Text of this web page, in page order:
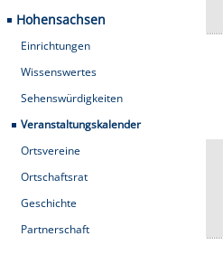
Hohensachsen
Einrichtungen
Wissenswertes
Sehenswürdigkeiten
Veranstaltungskalender
Ortsvereine
Ortschaftsrat
Geschichte
Partnerschaft